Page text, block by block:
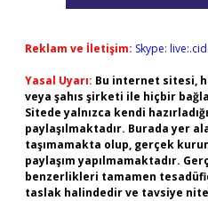
Reklam ve İletişim: Skype:
Yasal Uyarı: Bu internet sitesi,
veya şahıs şirketi ile hiçbir
Sitede yalnızca kendi
paylaşılmaktadır. Burada yer
taşımamakta olup, gerçek
paylaşım yapılmamaktadır.
benzerlikleri tamamen
taslak halindedir ve tavsiye